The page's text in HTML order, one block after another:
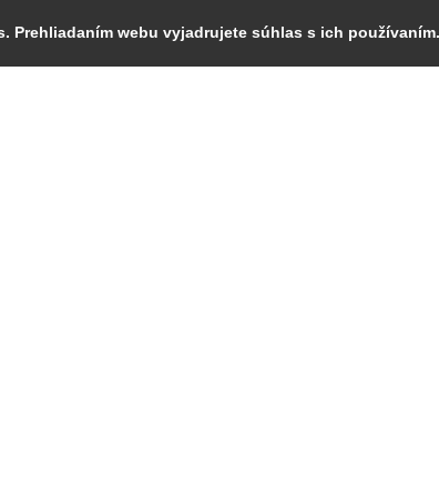
Prehliadaním webu vyjadrujete súhlas s ich používaním.